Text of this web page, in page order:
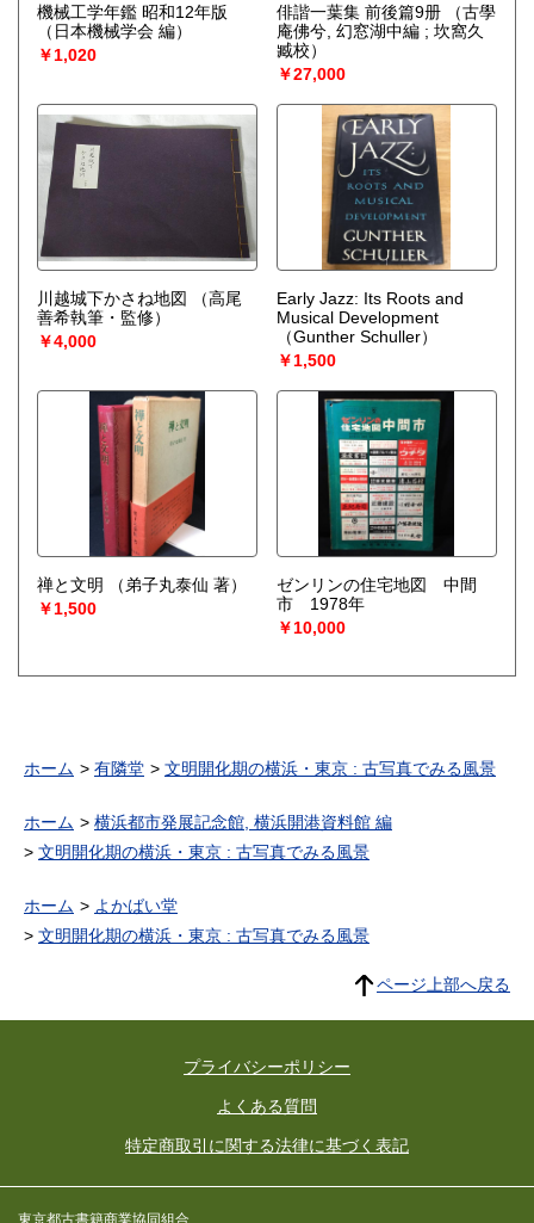
機械工学年鑑 昭和12年版
（日本機械学会 編）
￥1,020
俳諧一葉集 前後篇9册
（古學
庵佛兮, 幻窓湖中編 ; 坎窩久
臧校）
￥27,000
川越城下かさね地図
（高尾
善希執筆・監修）
￥4,000
Early Jazz: Its Roots and
Musical Development
（Gunther Schuller）
￥1,500
禅と文明
（弟子丸泰仙 著）
￥1,500
ゼンリンの住宅地図 中間
市 1978年
￥10,000
ホーム 有隣堂 文明開化期の横浜・東京 : 古写真でみる風景
ホーム
横浜都市発展記念館, 横浜開港資料館 編
文明開化期の横浜・東京 : 古写真でみる風景
ホーム
よかばい堂
文明開化期の横浜・東京 : 古写真でみる風景
ページ上部へ戻る
プライバシーポリシー
よくある質問
特定商取引に関する法律に基づく表記
東京都古書籍商業協同組合